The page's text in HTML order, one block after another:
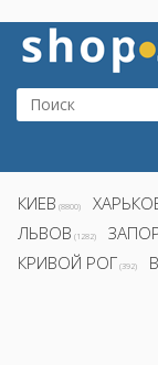
КИЕВ (8800)
ЛЬВОВ (1282)
КРИВОЙ РОГ (392)